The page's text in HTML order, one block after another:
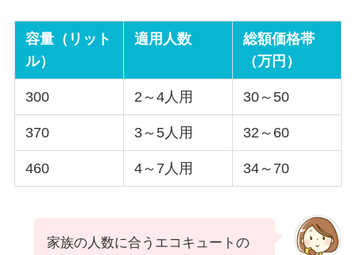
容量（リット
ル）
適用人数
総額価格帯
（万円）
300 2～4人用 30～50
370 3～5人用 32～60
460 4～7人用 34～70
家族の人数に合うエコキュートの